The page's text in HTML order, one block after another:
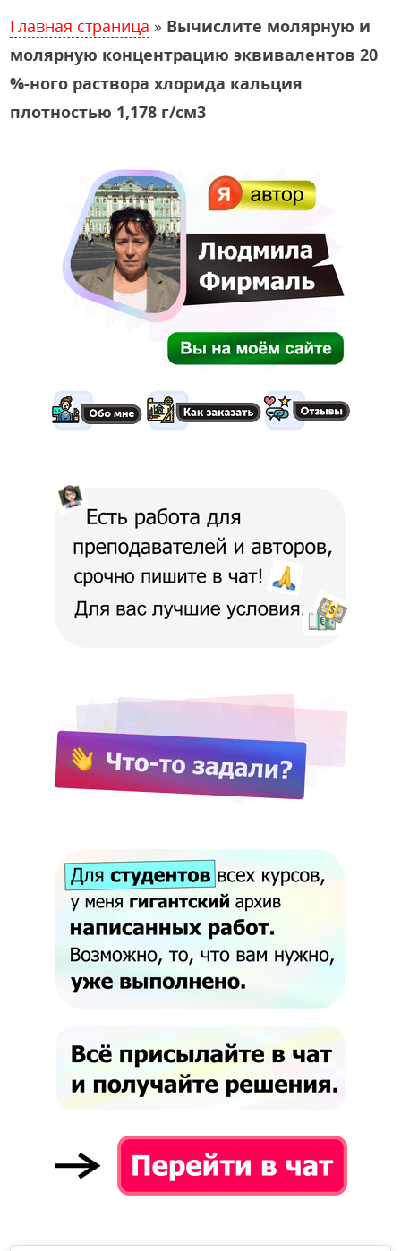
Главная страница » Вычислите молярную и
молярную концентрацию эквивалентов 20
%-ного раствора хлорида кальция
плотностью 1,178 г/см3